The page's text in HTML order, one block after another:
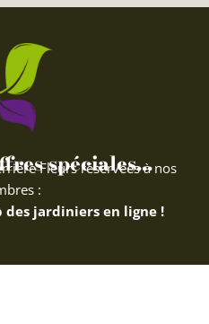
spéciales...
Fleurs réservées à nos
:
des jardiniers en ligne !